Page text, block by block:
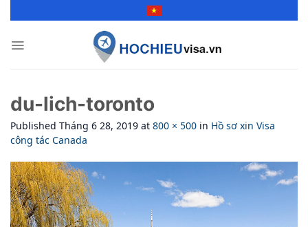
du-lich-toronto
Published Tháng 6 28, 2019 at 800 × 500 in Hồ sơ xin Visa
công tác Canada